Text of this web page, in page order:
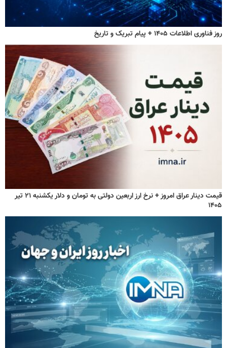
روز فناوری اطلاعات ۱۴۰۵ + پیام تبریک و تاریخ
قیمت دینار عراق امروز + نرخ ارز اربعین دولتی به تومان و دلار یکشنبه ۲۱ تیر
۱۴۰۵